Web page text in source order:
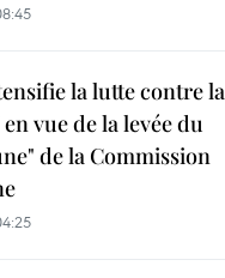
la lutte contre la
vue de la levée du
de la Commission